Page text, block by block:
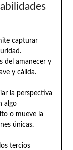
capturar
del amanecer y
y cálida.
la perspectiva
algo
o mueve la
únicas.
tercios